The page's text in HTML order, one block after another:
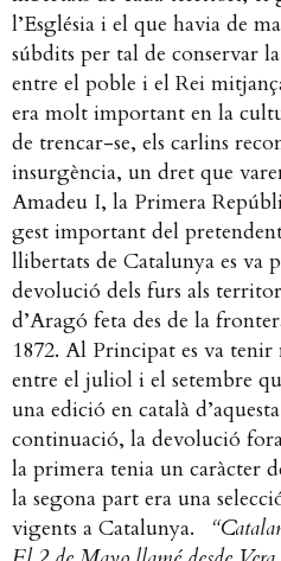
l’Església i el que havia de
súbdits per tal de conservar
entre el poble i el Rei
era molt important en la
de trencar-se, els carlins
insurgència, un dret que
Amadeu I, la Primera
gest important del
llibertats de Catalunya es va
devolució dels furs als
d’Aragó feta des de la
1872. Al Principat es va
entre el juliol i el setembre
una edició en català
continuació, la devolució
la primera tenia un caràcter
la segona part era una
vigents a Catalunya.